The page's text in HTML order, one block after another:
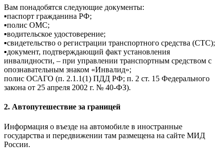
Вам понадобятся следующие документы:
▪️паспорт гражданина РФ;
▪️полис ОМС;
▪️водительское удостоверение;
▪️свидетельство о регистрации транспортного средства (СТС);
▪️документ, подтверждающий факт установления
инвалидности, – при управлении транспортным средством с
опознавательным знаком «Инвалид»;
полис ОСАГО (п. 2.1.1(1) ПДД РФ; п. 2 ст. 15 Федерального
закона от 25 апреля 2002 г. № 40-ФЗ).
2. Автопутешествие за границей
Информация о въезде на автомобиле в иностранные
государства и передвижении там размещена на сайте МИД
России.